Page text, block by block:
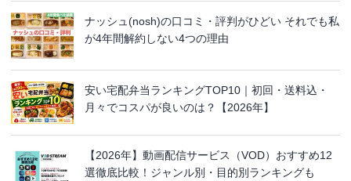
ナッシュ(nosh)の口コミ・評判がひどい それでも私
が4年間解約しない4つの理由
安い宅配弁当ランキングTOP10｜初回・送料込・
月々でコスパが良いのは？【2026年】
【2026年】動画配信サービス（VOD）おすすめ12
選徹底比較！ジャンル別・目的別ランキングも